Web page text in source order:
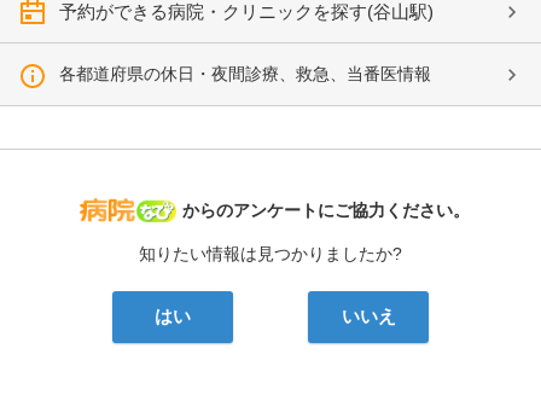
予約ができる病院・クリニックを探す(谷山駅)
各都道府県の休日・夜間診療、救急、当番医情報
病院なび
からのアンケートにご協力ください。
知りたい情報は見つかりましたか?
はい いいえ